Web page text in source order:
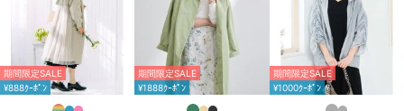
ロング・マキシ丈 /
/大きいサイズあり
フー
ド付き
/ロング・マキシ丈
その他アウター・ジャケット
プリント柄
期間限定SALE
¥888ｸｰﾎﾟﾝ
期間限定SALE
¥1888ｸｰﾎﾟﾝ
期間限定SALE
¥1000ｸｰﾎﾟﾝ